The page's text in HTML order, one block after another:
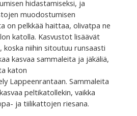
hidastamiseksi, ja
muodostumisen
on pelkkää haittaa, olivatpa ne
katolla. Kasvustot lisäävät
koska niihin sitoutuu runsaasti
kasvaa sammaleita ja jäkäliä,
katon
Lappeenrantaan. Sammaleita
peltikatollekin, vaikka
ja tiilikattojen riesana.